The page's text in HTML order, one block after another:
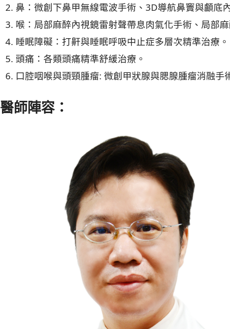
鼻：微創下鼻甲無線電波手術、3D導航鼻竇與顱底
喉：局部麻醉內視鏡雷射聲帶息肉氣化手術、局部
睡眠障礙：打鼾與睡眠呼吸中止症多層次精準治療。
頭痛：各類頭痛精準舒緩治療。
口腔咽喉與頭頸腫瘤: 微創甲狀腺與腮腺腫瘤消融
醫師陣容：